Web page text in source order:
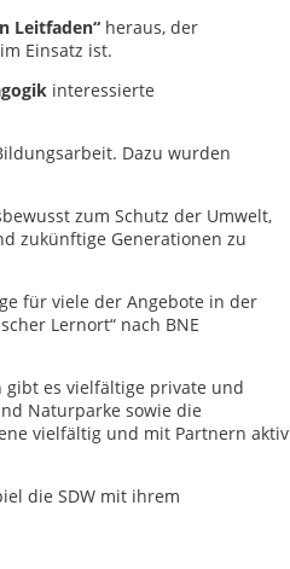
Leitfaden“ heraus, der
Einsatz ist.
interessierte
Dazu wurden
zum Schutz der Umwelt,
zukünftige Generationen zu
für viele der Angebote in der
Lernort“ nach BNE
es vielfältige private und
Naturparke sowie die
vielfältig und mit Partnern aktiv
die SDW mit ihrem